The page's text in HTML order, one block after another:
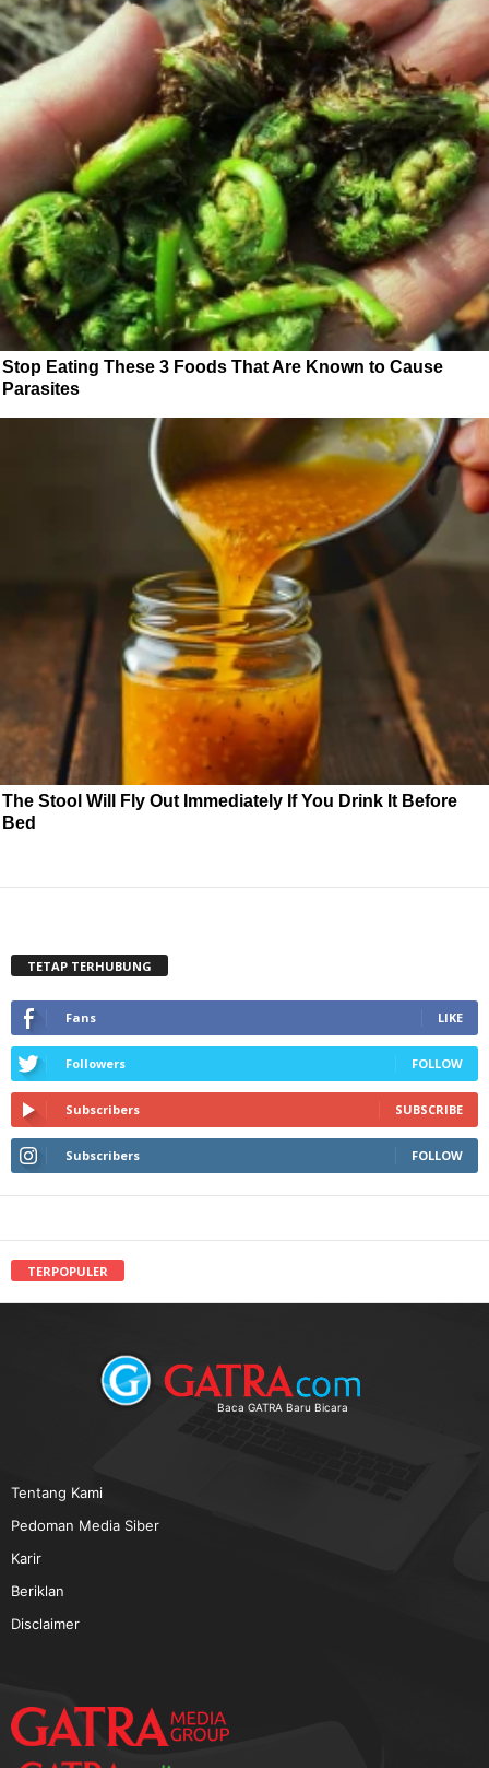
Stop Eating These 3 Foods That Are Known to Cause
Parasites
The Stool Will Fly Out Immediately If You Drink It Before
Bed
TETAP TERHUBUNG
Fans LIKE
Followers FOLLOW
Subscribers SUBSCRIBE
Subscribers FOLLOW